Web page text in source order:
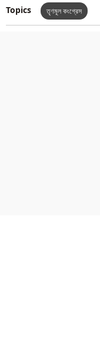
Topics তৃণমূল কংগ্রেস